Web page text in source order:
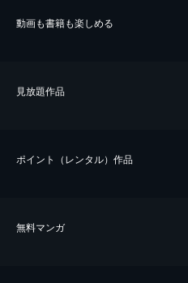
動画も書籍も楽しめる
⾒放題作品
ポイント（レンタル）作品
無料マンガ